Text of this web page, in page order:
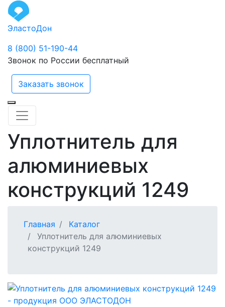
ЭластоДон
8 (800) 51-190-44
Звонок по России бесплатный
Заказать звонок
Уплотнитель для
алюминиевых
конструкций 1249
Главная
Каталог
Уплотнитель для алюминиевых
конструкций 1249